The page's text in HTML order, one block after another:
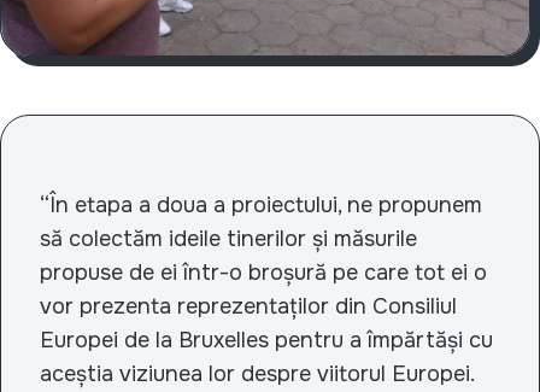
“În etapa a doua a proiectului, ne propunem
să colectăm ideile tinerilor și măsurile
propuse de ei într-o broșură pe care tot ei o
vor prezenta reprezentaților din Consiliul
Europei de la Bruxelles pentru a împărtăși cu
aceștia viziunea lor despre viitorul Europei.